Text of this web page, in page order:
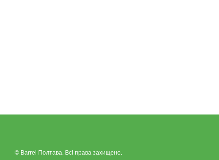
© Barrel Полтава. Всі права захищено.